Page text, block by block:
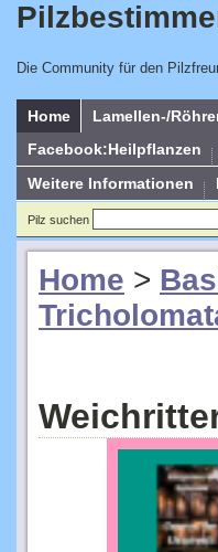
Die Community für den
Home Lamellen-/
Facebook:Heilpflanzen
Weitere Informationen
Pilz suchen
Home >